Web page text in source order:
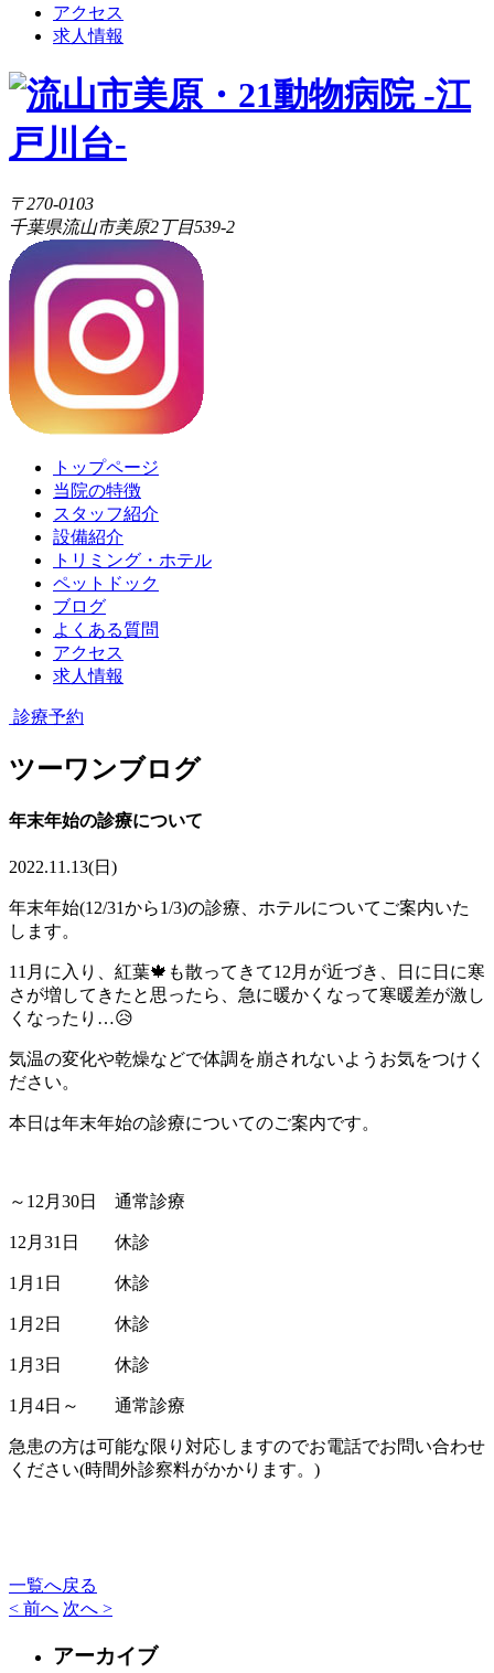
アクセス
求人情報
〒270-0103
千葉県流山市美原2丁目539-2
トップページ
当院の特徴
スタッフ紹介
設備紹介
トリミング・ホテル
ペットドック
ブログ
よくある質問
アクセス
求人情報
診療予約
ツーワンブログ
年末年始の診療について
2022.11.13(日)
年末年始(12/31から1/3)の診療、ホテルについてご案内いた
します。
11月に入り、紅葉🍁も散ってきて12月が近づき、日に日に寒
さが増してきたと思ったら、急に暖かくなって寒暖差が激し
くなったり…😥
気温の変化や乾燥などで体調を崩されないようお気をつけく
ださい。
本日は年末年始の診療についてのご案内です。
～12月30日 通常診療
12月31日 休診
1月1日 休診
1月2日 休診
1月3日 休診
1月4日～ 通常診療
急患の方は可能な限り対応しますのでお電話でお問い合わせ
ください(時間外診察料がかかります。)
一覧へ戻る
< 前へ 次へ >
アーカイブ